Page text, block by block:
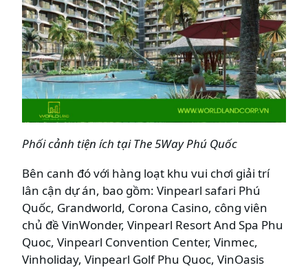
Phối cảnh tiện ích tại The 5Way Phú Quốc
Bên canh đó với hàng loạt khu vui chơi giải trí
lân cận dự án, bao gồm: Vinpearl safari Phú
Quốc, Grandworld, Corona Casino, công viên
chủ đề VinWonder, Vinpearl Resort And Spa Phu
Quoc, Vinpearl Convention Center, Vinmec,
Vinholiday, Vinpearl Golf Phu Quoc, VinOasis